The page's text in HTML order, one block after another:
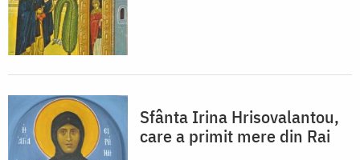
Sfânta Irina Hrisovalantou,
care a primit mere din Rai